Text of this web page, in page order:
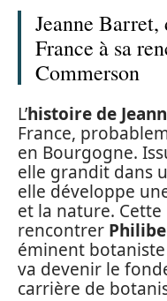
Jeanne Barret,
France à sa
Commerson
L’histoire de
France,
en Bourgogne.
elle grandit dans
elle développe
et la nature. Cette
rencontrer
éminent
va devenir le
carrière de